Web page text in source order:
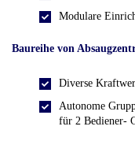
Modulare
Baureihe von
Diverse
Autonome
für 2 Bediener-